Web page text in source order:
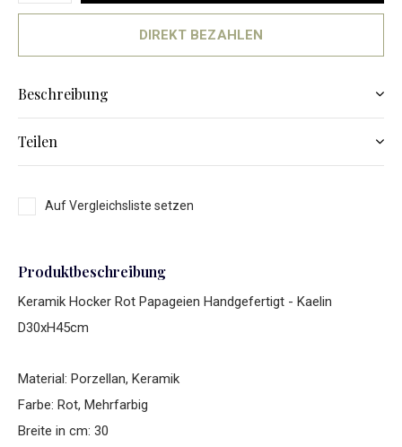
DIREKT BEZAHLEN
Beschreibung
Teilen
Auf Vergleichsliste setzen
Produktbeschreibung
Keramik Hocker Rot Papageien Handgefertigt - Kaelin
D30xH45cm
Material: Porzellan, Keramik
Farbe: Rot, Mehrfarbig
Breite in cm: 30